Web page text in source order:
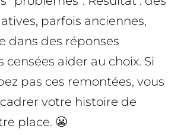
parfois anciennes,
dans des réponses
censées aider au choix. Si
pas ces remontées, vous
votre histoire de
place. 😬